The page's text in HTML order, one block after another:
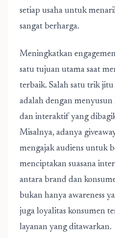
setiap usaha untuk
sangat berharga.
Meningkatkan
satu tujuan utama saat
terbaik. Salah satu trik
adalah dengan
dan interaktif yang
Misalnya, adanya
mengajak audiens untuk
menciptakan suasana
antara brand dan
bukan hanya awareness
juga loyalitas konsumen
layanan yang ditawarkan.